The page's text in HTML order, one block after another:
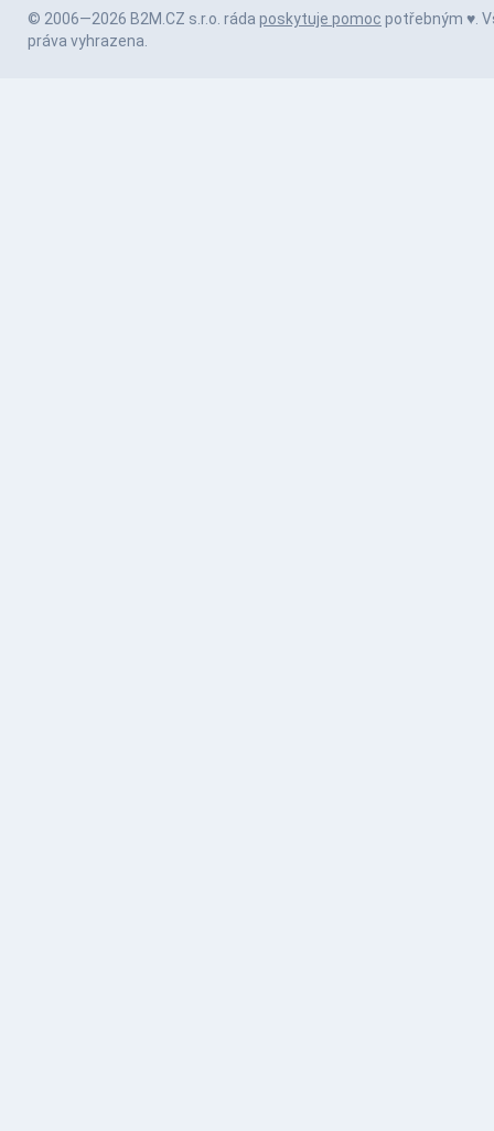
© 2006—2026 B2M.CZ s.r.o. ráda poskytuje pomoc potřebným ♥️.
práva vyhrazena.